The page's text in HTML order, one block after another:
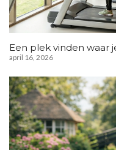
Een plek vinden waar
april 16, 2026